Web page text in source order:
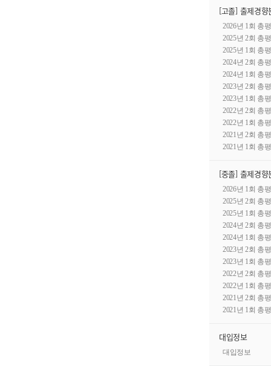
[고졸] 출제경향
2026년 1회 총
2025년 2회 총평
2025년 1회 총평
2024년 2회 총평
2024년 1회 총평
2023년 2회 총평
2023년 1회 총평
2022년 2회 총평
2022년 1회 총평
2021년 2회 총평
2021년 1회 총평
[중졸] 출제경향
2026년 1회 총
2025년 2회 총평
2025년 1회 총평
2024년 2회 총평
2024년 1회 총평
2023년 2회 총평
2023년 1회 총평
2022년 2회 총평
2022년 1회 총평
2021년 2회 총평
2021년 1회 총평
대입정보
대입정보